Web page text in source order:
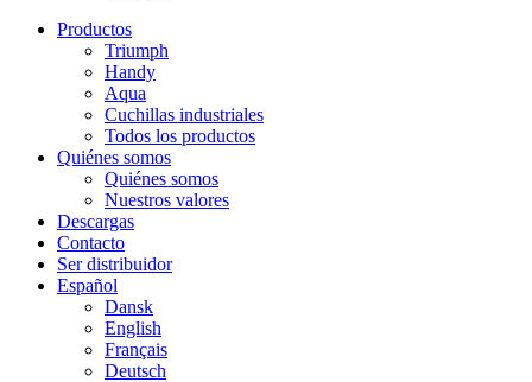
Productos
Triumph
Handy
Aqua
Cuchillas industriales
Todos los productos
Quiénes somos
Quiénes somos
Nuestros valores
Descargas
Contacto
Ser distribuidor
Español
Dansk
English
Français
Deutsch